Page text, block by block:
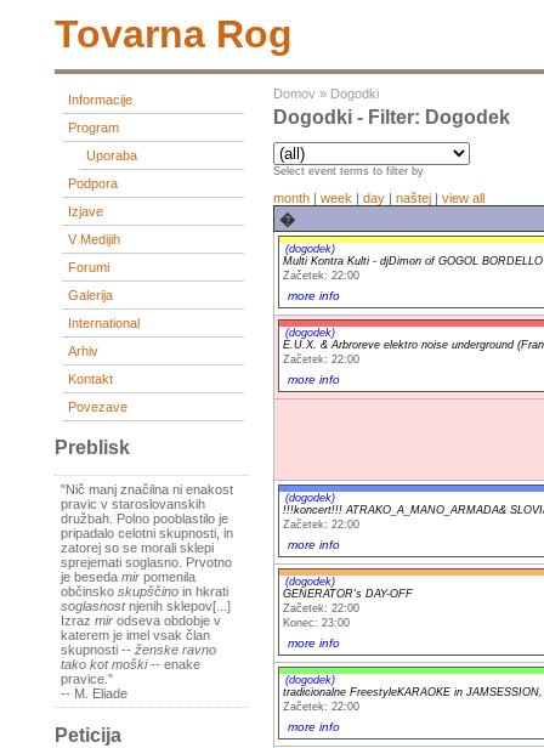
Tovarna Rog
Informacije
Program
Uporaba
Podpora
Izjave
V Medijih
Forumi
Galerija
International
Arhiv
Kontakt
Povezave
Preblisk
"Nič manj značilna ni enakost
pravic v staroslovanskih
družbah. Polno pooblastilo je
pripadalo celotni skupnosti, in
zatorej so se morali sklepi
sprejemati soglasno. Prvotno
je beseda mir pomenila
občinsko skupščino in hkrati
soglasnostnjenih sklepov[...]
Izraz mir odseva obdobje v
katerem je imel vsak član
skupnosti -- ženske ravno
tako kot moški-- enake
pravice."
-- M. Eliade
Peticija
Domov » Dogodki
Dogodki - Filter: Dogodek
Select event terms to filter by
month | week | day | naštej | view all
�
(dogodek)
Multi Kontra Kulti - djDimon of GOGOL
Začetek: 22:00
more info
(dogodek)
E.U.X. & Arbroreve elektro noise underground
Začetek: 22:00
more info
(dogodek)
!!!koncert!!! ATRAKO_A_MANO_ARMADA&
Začetek: 22:00
more info
(dogodek)
GENERATOR's DAY-OFF
Začetek: 22:00
Konec: 23:00
more info
(dogodek)
tradicionalne FreestyleKARAOKE in
Začetek: 22:00
more info